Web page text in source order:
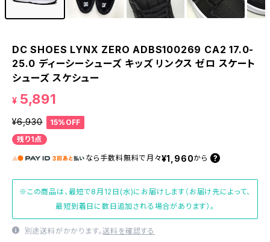
DC SHOES LYNX ZERO ADBS100269 CA2 17.0-
25.0 ディーシーシューズ キッズ リンクス ゼロ スケート
シューズ スケシュー
¥ 5,891
¥6,930
15%OFF
残り1点
なら 手数料無料で 月々¥1,960から
※この商品は、最短で8月12日(水)にお届けします（お届け先によって、
最短到着日に数日追加される場合があります）。
別途送料がかかります。送料を確認する